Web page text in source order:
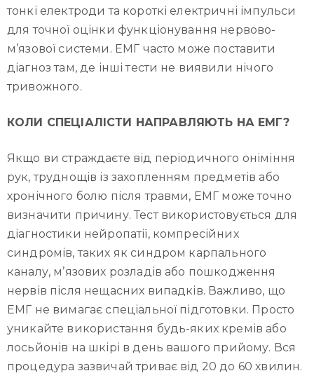
тонкі електроди та короткі електричні імпульси
для точної оцінки функціонування нервово-
м’язової системи. ЕМГ часто може поставити
діагноз там, де інші тести не виявили нічого
тривожного.
КОЛИ СПЕЦІАЛІСТИ НАПРАВЛЯЮТЬ НА ЕМГ?
Якщо ви страждаєте від періодичного оніміння
рук, труднощів із захопленням предметів або
хронічного болю після травми, ЕМГ може точно
визначити причину. Тест використовується для
діагностики нейропатії, компресійних
синдромів, таких як синдром карпального
каналу, м’язових розладів або пошкодження
нервів після нещасних випадків. Важливо, що
ЕМГ не вимагає спеціальної підготовки. Просто
уникайте використання будь-яких кремів або
лосьйонів на шкірі в день вашого прийому. Вся
процедура зазвичай триває від 20 до 60 хвилин.